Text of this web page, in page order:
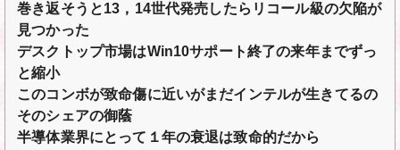
巻き返そうと13，14世代発売したらリコール級の欠陥が
見つかった
デスクトップ市場はWin10サポート終了の来年までずっ
と縮小
このコンボが致命傷に近いがまだインテルが生きてるの
そのシェアの御蔭
半導体業界にとって１年の衰退は致命的だから